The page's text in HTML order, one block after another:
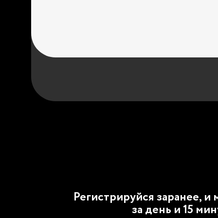
Регистрируйся заранее,
за день и 15